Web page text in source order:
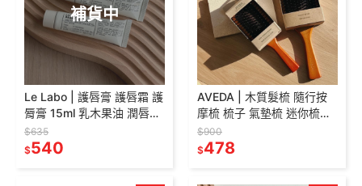
補貨中
Le Labo | 護唇膏 護唇霜 護
脣膏 15ml 乳木果油 潤唇膏
香水實驗室
$635
$540
AVEDA | 木質髮梳 隨行按
摩梳 梳子 氣墊梳 迷你梳子
大梳子 木梳
$900
$478